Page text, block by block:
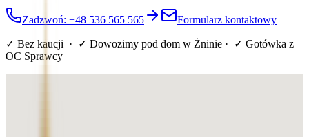
Zadzwoń: +48 536 565 565 Formularz kontaktowy
✓ Bez kaucji · ✓ Dowozimy pod dom w Żninie · ✓ Gotówka z
OC Sprawcy